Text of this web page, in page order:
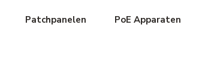
Patchpanelen PoE Apparaten